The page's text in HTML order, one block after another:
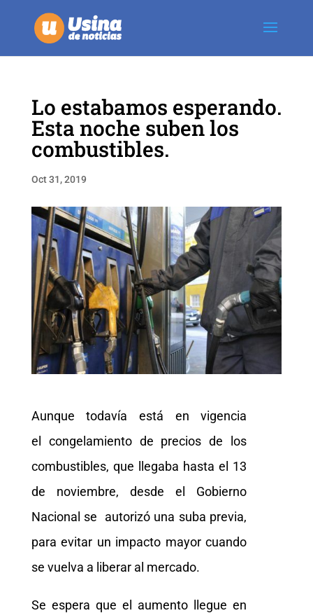
Lo estabamos esperando.
Esta noche suben los
combustibles.
Oct 31, 2019
Aunque todavía está en vigencia
el congelamiento de precios de los
combustibles, que llegaba hasta el 13
de noviembre, desde el Gobierno
Nacional se
autorizó una suba previa,
para evitar un impacto mayor cuando
se vuelva a liberar al mercado.
Se espera que el aumento llegue en